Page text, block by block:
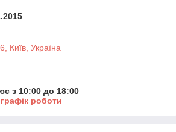
Київ, Україна
з 10:00 до 18:00
роботи